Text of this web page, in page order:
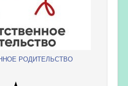
РОДИТЕЛЬСТВО